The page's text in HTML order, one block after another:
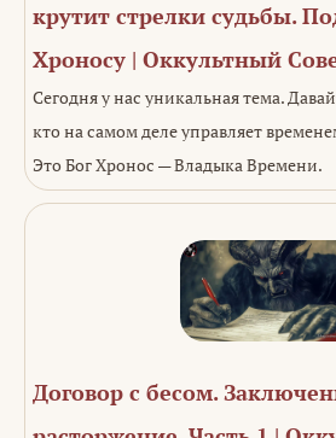
крутит стрелки судьбы.
Хроносу | Оккультный
Сегодня у нас уникальная тема.
кто на самом деле управляет
Это Бог Хронос — Владыка Времени.
Договор с бесом.